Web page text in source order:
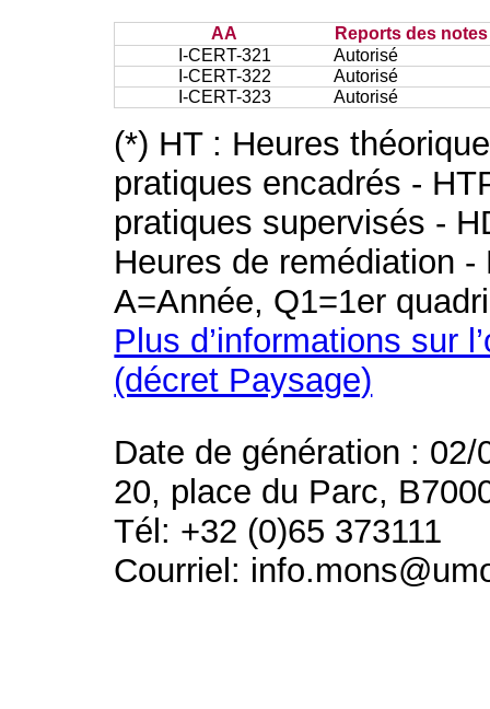
AA
Reports des
I-CERT-321
Autorisé
I-CERT-322
Autorisé
I-CERT-323
Autorisé
(*) HT : Heures
pratiques encadrés -
pratiques supervisés -
Heures de remédiation
A=Année, Q1=1er
Plus d’informations sur
(décret Paysage)
Date de génération : 02/
20, place du Parc,
Tél: +32 (0)65 373111
Courriel: